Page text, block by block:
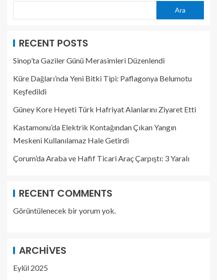
Ara
RECENT POSTS
Sinop’ta Gaziler Günü Merasimleri Düzenlendi
Küre Dağları’nda Yeni Bitki Tipi: Paflagonya Belumotu
Keşfedildi
Güney Kore Heyeti Türk Hafriyat Alanlarını Ziyaret Etti
Kastamonu’da Elektrik Kontağından Çıkan Yangın
Meskeni Kullanılamaz Hale Getirdi
Çorum’da Araba ve Hafif Ticari Araç Çarpıştı: 3 Yaralı
RECENT COMMENTS
Görüntülenecek bir yorum yok.
ARCHIVES
Eylül 2025